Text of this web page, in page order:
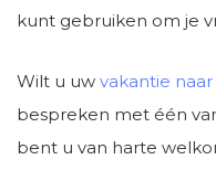
kunt gebruiken om je
Wilt u uw vakantie naar
bespreken met één
bent u van harte